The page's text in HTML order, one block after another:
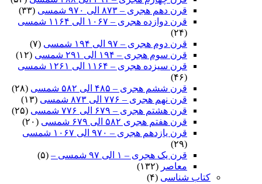
قرن دهم هجری – ۸۷۳ الی ۹۷۰ شمسی
(۳۳)
قرن دوازده هجری – ۱۰۶۷ الی ۱۱۶۴ شمسی
(۲۴)
قرن دوم هجری – ۹۷ الی ۱۹۴ شمسی
(۷)
قرن سوم هجری – ۱۹۴ الی ۲۹۱ شمسی
(۱۲)
قرن سیزده هجری – ۱۱۶۴ الی ۱۲۶۱ شمسی
(۴۶)
قرن ششم هجری – ۴۸۵ الی ۵۸۲ شمسی
(۲۸)
قرن نهم هجری – ۷۷۶ الی ۸۷۳ شمسی
(۱۳)
قرن هشتم هجری – ۶۷۹ الی ۷۷۶ شمسی
(۲۵)
قرن هفتم هجری ۵۸۲ الی ۶۷۹ شمسی
(۲۰)
قرن یازدهم هجری – ۹۷۰ الی ۱۰۶۷ شمسی
(۲۹)
قرن یک هجری – ۱ الی ۹۷ شمسی –
(۵)
معاصر (۱۳۲)
کتاب شناسی (۴)